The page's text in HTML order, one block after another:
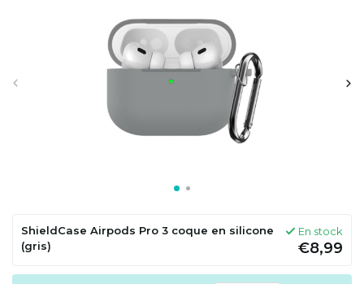
ShieldCase Airpods Pro 3 coque en silicone
(gris)
En stock
€8,99